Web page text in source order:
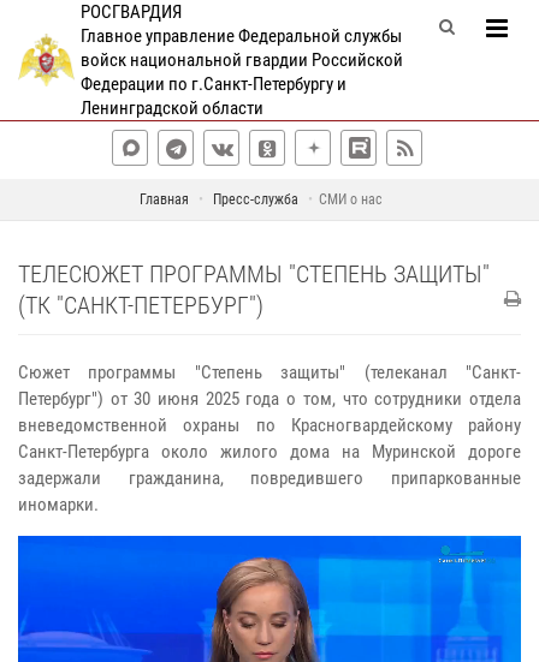
РОСГВАРДИЯ
Главное управление Федеральной службы
войск национальной гвардии Российской
Федерации по г.Санкт-Петербургу и
Ленинградской области
Главная Пресс-служба СМИ о нас
ТЕЛЕСЮЖЕТ ПРОГРАММЫ "СТЕПЕНЬ ЗАЩИТЫ"
(ТК "САНКТ-ПЕТЕРБУРГ")
Сюжет программы "Степень защиты" (телеканал "Санкт-
Петербург") от 30 июня 2025 года о том, что сотрудники отдела
вневедомственной охраны по Красногвардейскому району
Санкт-Петербурга около жилого дома на Муринской дороге
задержали гражданина, повредившего припаркованные
иномарки.